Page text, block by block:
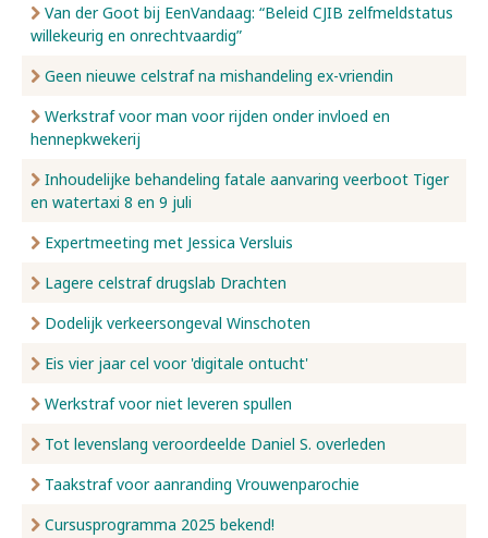
Van der Goot bij EenVandaag: “Beleid CJIB zelfmeldstatus
willekeurig en onrechtvaardig”
Geen nieuwe celstraf na mishandeling ex-vriendin
Werkstraf voor man voor rijden onder invloed en
hennepkwekerij
Inhoudelijke behandeling fatale aanvaring veerboot Tiger
en watertaxi 8 en 9 juli
Expertmeeting met Jessica Versluis
Lagere celstraf drugslab Drachten
Dodelijk verkeersongeval Winschoten
Eis vier jaar cel voor 'digitale ontucht'
Werkstraf voor niet leveren spullen
Tot levenslang veroordeelde Daniel S. overleden
Taakstraf voor aanranding Vrouwenparochie
Cursusprogramma 2025 bekend!